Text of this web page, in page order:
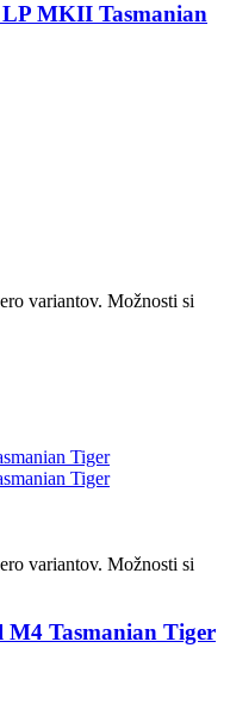
MKII Tasmanian
variantov. Možnosti si
variantov. Možnosti si
Tasmanian Tiger